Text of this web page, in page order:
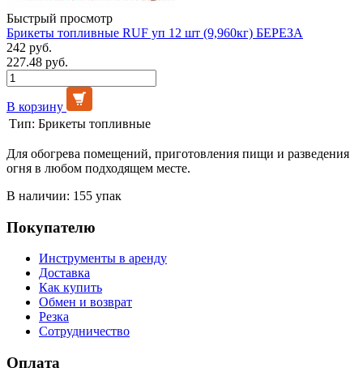
Быстрый просмотр
Брикеты топливные RUF уп 12 шт (9,960кг) БЕРЕЗА
242 руб.
227.48 руб.
В корзину
Тип: Брикеты топливные
Для обогрева помещений, приготовления пищи и разведения
огня в любом подходящем месте.
В наличии: 155 упак
Покупателю
Инструменты в аренду
Доставка
Как купить
Обмен и возврат
Резка
Сотрудничество
Оплата